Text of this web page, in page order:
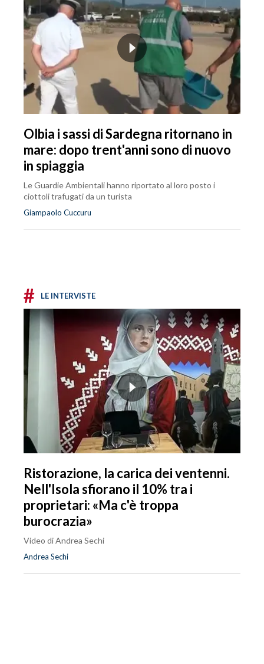
Olbia i sassi di Sardegna ritornano in
mare: dopo trent'anni sono di nuovo
in spiaggia
Le Guardie Ambientali hanno riportato al loro posto i
ciottoli trafugati da un turista
Giampaolo Cuccuru
# LE INTERVISTE
Ristorazione, la carica dei ventenni.
Nell'Isola sfiorano il 10% tra i
proprietari: «Ma c'è troppa
burocrazia»
Video di Andrea Sechi
Andrea Sechi